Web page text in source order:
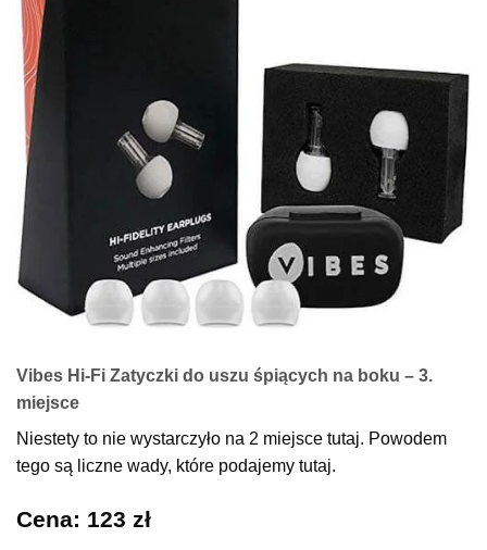
Vibes Hi-Fi Zatyczki do uszu śpiących na boku – 3.
miejsce
Niestety to nie wystarczyło na 2 miejsce tutaj. Powodem
tego są liczne wady, które podajemy tutaj.
Cena: 123 zł